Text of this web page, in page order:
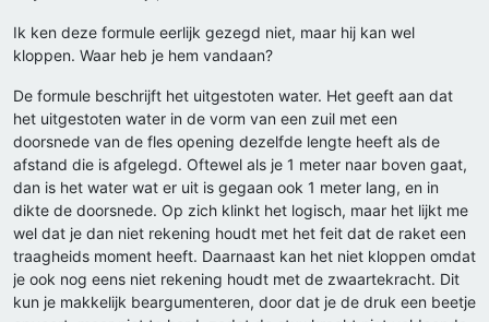
Ik ken deze formule eerlijk gezegd niet, maar hij kan wel
kloppen. Waar heb je hem vandaan?
De formule beschrijft het uitgestoten water. Het geeft aan dat
het uitgestoten water in de vorm van een zuil met een
doorsnede van de fles opening dezelfde lengte heeft als de
afstand die is afgelegd. Oftewel als je 1 meter naar boven gaat,
dan is het water wat er uit is gegaan ook 1 meter lang, en in
dikte de doorsnede. Op zich klinkt het logisch, maar het lijkt me
wel dat je dan niet rekening houdt met het feit dat de raket een
traagheids moment heeft. Daarnaast kan het niet kloppen omdat
je ook nog eens niet rekening houdt met de zwaartekracht. Dit
kun je makkelijk beargumenteren, door dat je de druk een beetje